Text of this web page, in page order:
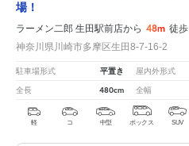
場！
ラーメン二郎 生田駅前店から 48m 徒歩
神奈川県川崎市多摩区生田8-7-16-2
駐車場形式 平置き 屋内外形式
全長 480cm 全幅
軽 コ 中型 ボックス SUV